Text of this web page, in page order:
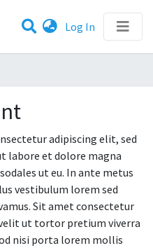
Log In (current)
adipiscing elit, sed
labore et dolore magna
ut eu. In ante metus
vestibulum lorem sed
Sit amet consectetur
ut tortor pretium viverra
nisi porta lorem mollis